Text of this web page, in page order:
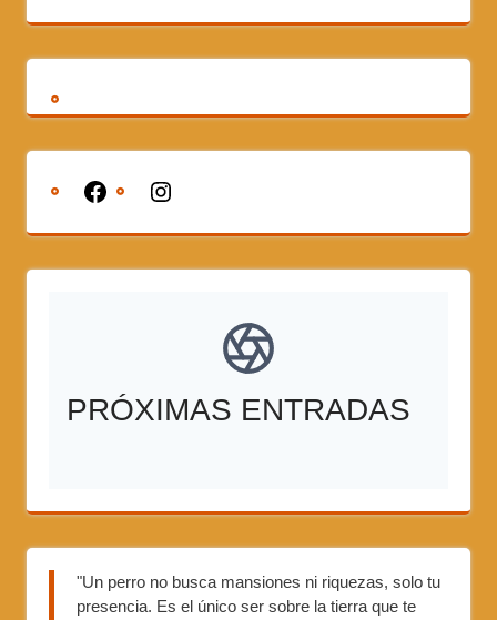
PRÓXIMAS ENTRADAS
"Un perro no busca mansiones ni riquezas, solo tu
presencia. Es el único ser sobre la tierra que te